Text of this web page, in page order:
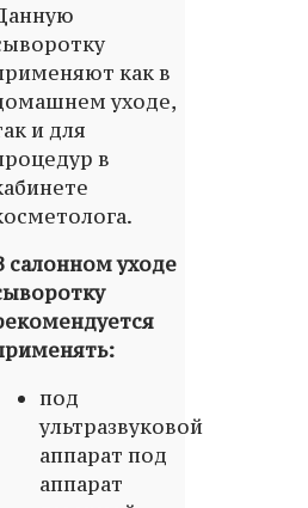
как в
уходе,
и для
в
салонном уходе
под
ультразвуковой
аппарат под
аппарат